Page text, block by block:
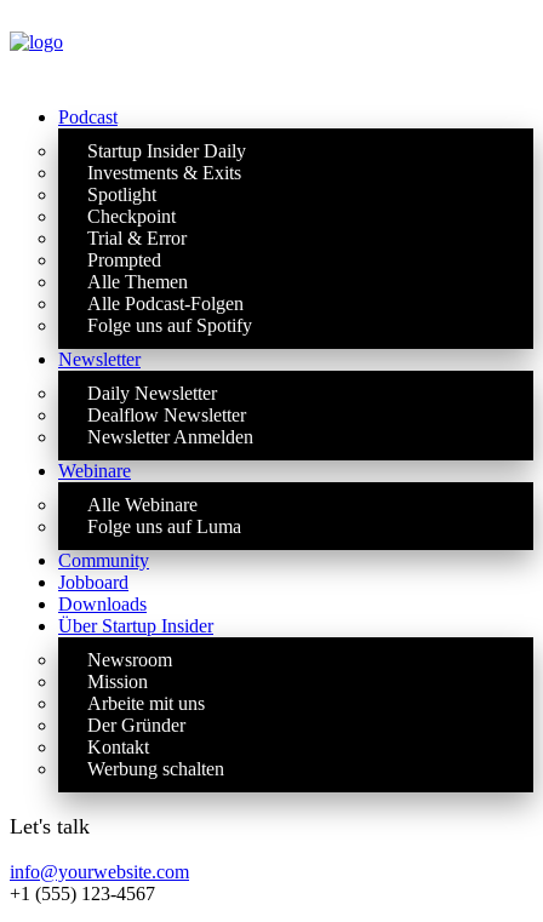
Podcast
Startup Insider Daily
Investments & Exits
Spotlight
Checkpoint
Trial & Error
Prompted
Alle Themen
Alle Podcast-Folgen
Folge uns auf Spotify
Newsletter
Daily Newsletter
Dealflow Newsletter
Newsletter Anmelden
Webinare
Alle Webinare
Folge uns auf Luma
Community
Jobboard
Downloads
Über Startup Insider
Newsroom
Mission
Arbeite mit uns
Der Gründer
Kontakt
Werbung schalten
Let's talk
info@yourwebsite.com
+1 (555) 123-4567